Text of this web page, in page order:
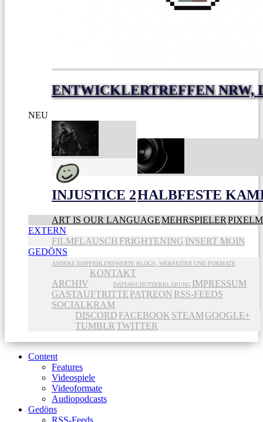
ENTWICKLERTREFFEN NRW,
NEU
INJUSTICE 2HALBFESTE
ART IS OUR LANGUAGEMEHRSPIELER
EXTERN
FILMFLAUSCH FRIGHTENING INSERT MOIN
GEDÖNS
ANDERE EMPFEHLENSWERTE BLOGS, WEBSEITEN UND FORMATE
ARCHIV
KONTAKT
DATENSCHUTZERKLÄRUNG IMPRESSUM
GASTAUFTRITTE PATREON RSS-FEEDS
SOCIALKRAM
DISCORD FACEBOOK STEAMGOOGLE+
TUMBLR TWITTER
Content
Features
Videospiele
Videoformate
Audiopodcasts
Gedöns